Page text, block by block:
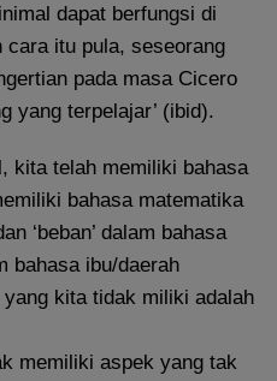
dapat berfungsi di
cara itu pula, seseorang
pada masa Cicero
yang terpelajar’ (ibid).
kita telah memiliki bahasa
bahasa matematika
‘beban’ dalam bahasa
bahasa ibu/daerah
kita tidak miliki adalah
memiliki aspek yang tak